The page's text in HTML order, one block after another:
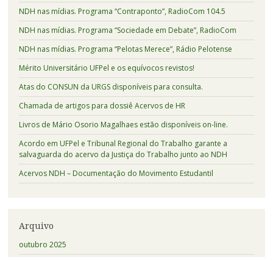
NDH nas mídias. Programa “Contraponto”, RadioCom 104.5
NDH nas mídias. Programa “Sociedade em Debate”, RadioCom
NDH nas mídias. Programa “Pelotas Merece”, Rádio Pelotense
Mérito Universitário UFPel e os equívocos revistos!
Atas do CONSUN da URGS disponíveis para consulta.
Chamada de artigos para dossiê Acervos de HR
Livros de Mário Osorio Magalhaes estão disponíveis on-line.
Acordo em UFPel e Tribunal Regional do Trabalho garante a
salvaguarda do acervo da Justiça do Trabalho junto ao NDH
Acervos NDH – Documentação do Movimento Estudantil
Arquivo
outubro 2025